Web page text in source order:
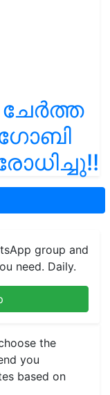
ഗോബി
group and
need. Daily.
the
you
based on